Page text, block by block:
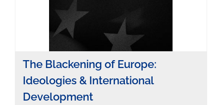
The Blackening of Europe:
Ideologies & International
Development